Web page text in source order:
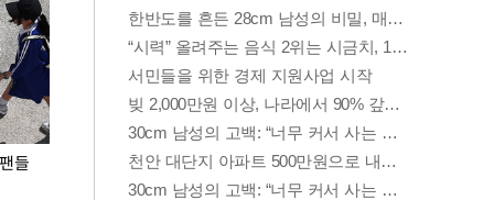
들
이 대통령, '청년 대책 속도 높여야…폭염 문제도 입추 코앞인데